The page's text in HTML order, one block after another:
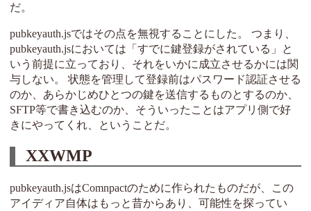
だ。
pubkeyauth.jsではその点を無視することにした。 つまり、
pubkeyauth.jsにおいては「すでに鍵登録がされている」と
いう前提に立っており、それをいかに成立させるかには関
与しない。 状態を管理して登録前はパスワード認証させる
のか、あらかじめひとつの鍵を送信するものとするのか、
SFTP等で書き込むのか、そういったことはアプリ側で好
きにやってくれ、ということだ。
XXWMP
pubkeyauth.jsはComnpactのために作られたものだが、この
アイディア自体はもっと昔からあり、可能性を探ってい